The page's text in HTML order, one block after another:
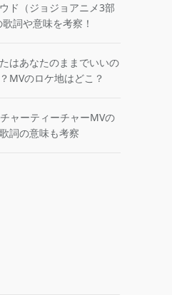
ド（ジョジョアニメ3部
詞や意味を考察！
はあなたのままでいいの
MVのロケ地はどこ？
ャーティーチャーMVの
詞の意味も考察